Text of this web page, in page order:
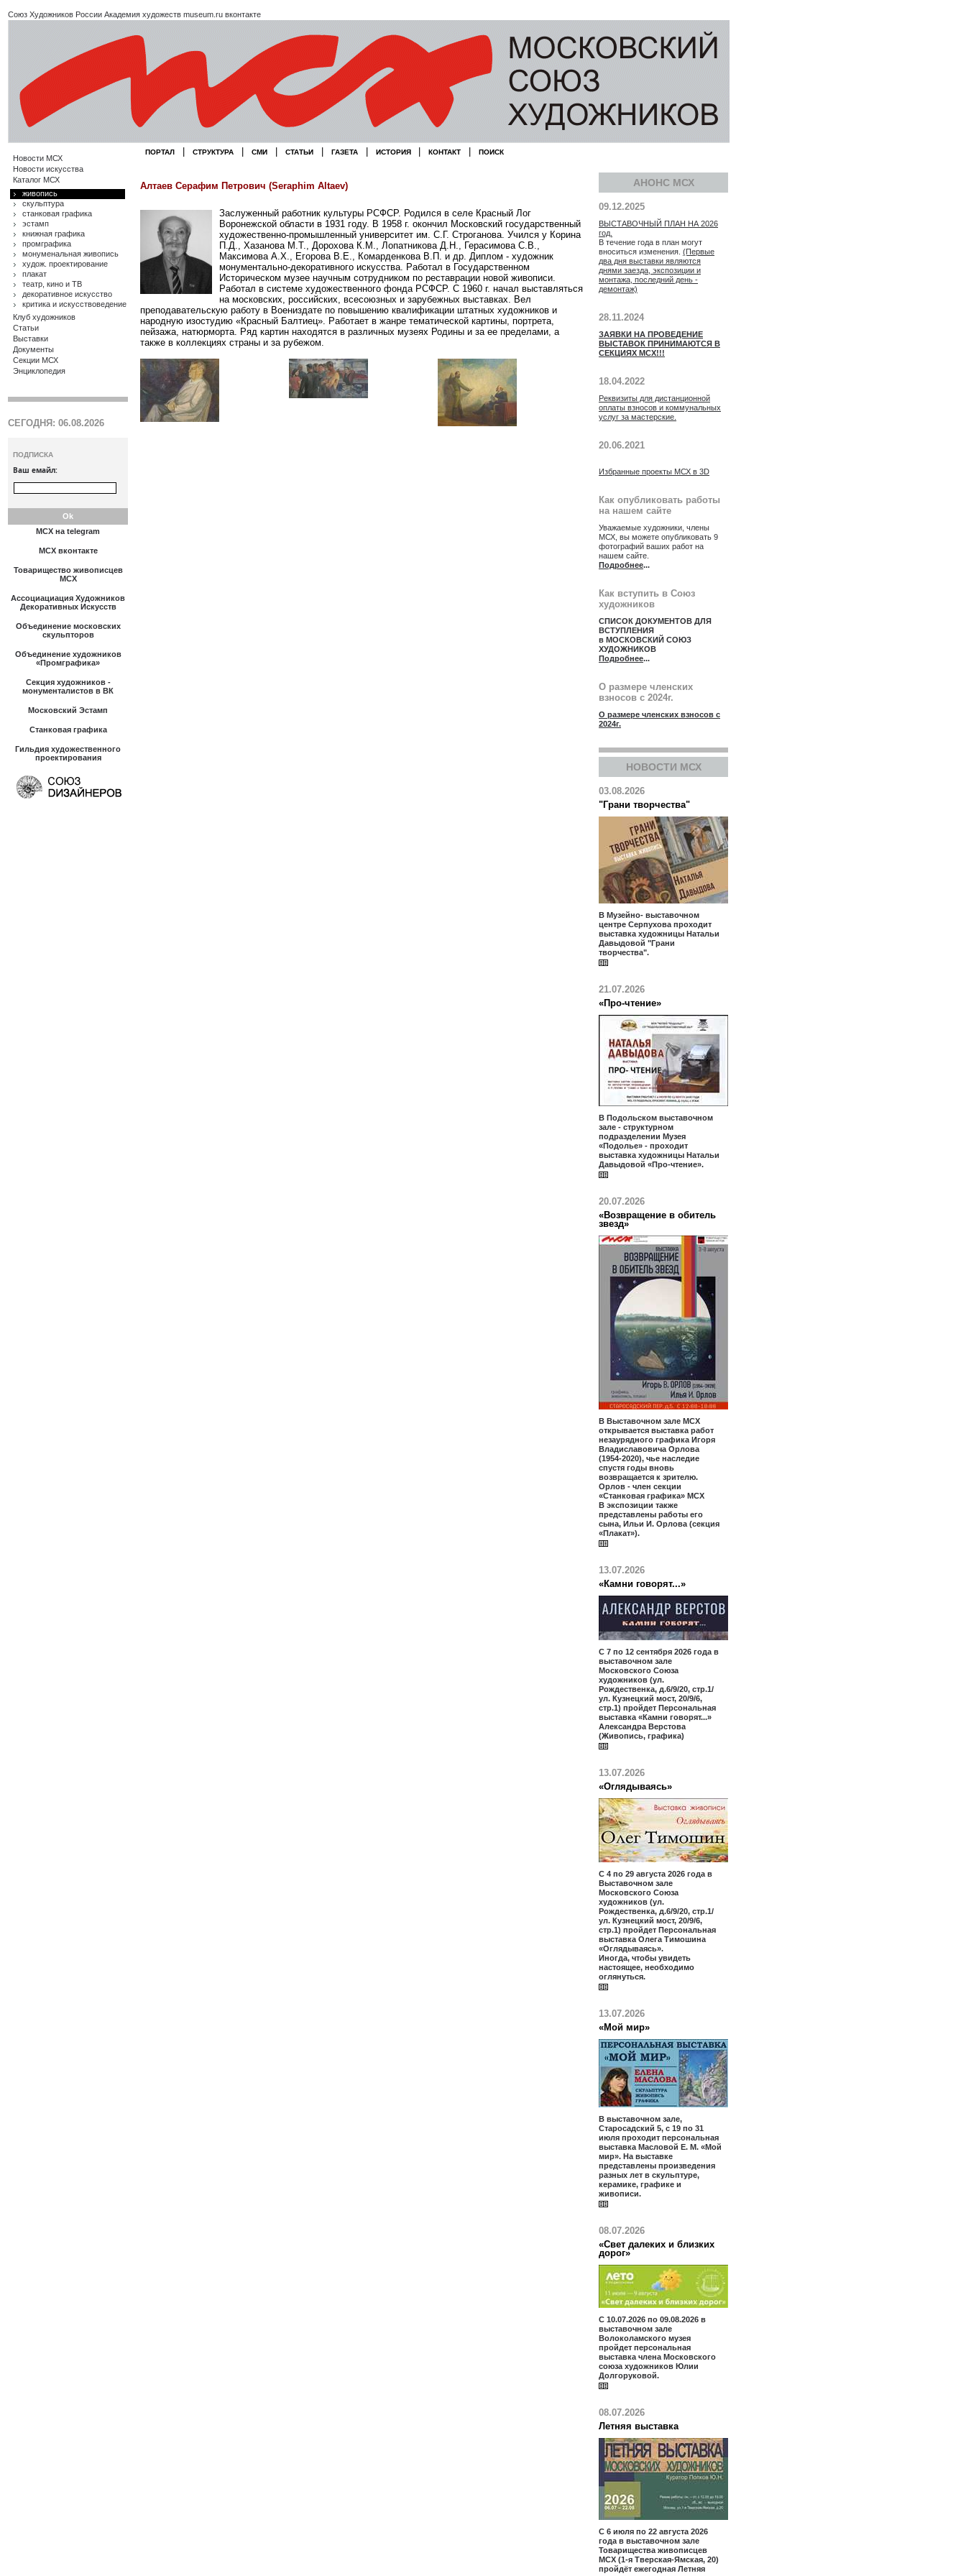
Союз Художников России Академия художеств museum.ru вконтакте
Новости МСХ
Новости искусства
Каталог МСХ
живопись
скульптура
станковая графика
эстамп
книжная графика
промграфика
монуменальная живопись
худож. проектирование
плакат
театр, кино и ТВ
декоративное искусство
критика и искусствоведение
Клуб художников
Статьи
Выставки
Документы
Секции МСХ
Энциклопедия
СЕГОДНЯ: 06.08.2026
ПОДПИСКА
Ваш емайл:
МСХ на telegram
МСХ вконтакте
Товарищество живописцев
МСХ
Ассоциациация Художников
Декоративных Искусств
Объединение московских
скульпторов
Объединение художников
«Промграфика»
Секция художников -
монументалистов в ВК
Московский Эстамп
Станковая графика
Гильдия художественного
проектирования
ПОРТАЛ СТРУКТУРА СМИ СТАТЬИ ГАЗЕТА ИСТОРИЯ КОНТАКТ ПОИСК
Алтаев Серафим Петрович (Seraphim Altaev)
Заслуженный работник культуры РСФСР. Родился в селе Красный Лог
Воронежской области в 1931 году. В 1958 г. окончил Московский государственный
художественно-промышленный университет им. С.Г. Строганова. Учился у Корина
П.Д., Хазанова М.Т., Дорохова К.М., Лопатникова Д.Н., Герасимова С.В.,
Максимова А.Х., Егорова В.Е., Комарденкова В.П. и др. Диплом - художник
монументально-декоративного искусства. Работал в Государственном
Историческом музее научным сотрудником по реставрации новой живописи.
Работал в системе художественного фонда РСФСР. С 1960 г. начал выставляться
на московских, российских, всесоюзных и зарубежных выставках. Вел
преподавательскую работу в Воениздате по повышению квалификации штатных художников и
народную изостудию «Красный Балтиец». Работает в жанре тематической картины, портрета,
пейзажа, натюрморта. Ряд картин находятся в различных музеях Родины и за ее пределами, а
также в коллекциях страны и за рубежом.
АНОНС МСХ
09.12.2025
ВЫСТАВОЧНЫЙ ПЛАН НА 2026
год.
В течение года в план могут
вноситься изменения. (Первые
два дня выставки являются
днями заезда, экспозиции и
монтажа, последний день -
демонтаж)
28.11.2024
ЗАЯВКИ НА ПРОВЕДЕНИЕ
ВЫСТАВОК ПРИНИМАЮТСЯ В
СЕКЦИЯХ МСХ!!!
18.04.2022
Реквизиты для дистанционной
оплаты взносов и коммунальных
услуг за мастерские.
20.06.2021
Избранные проекты МСХ в 3D
Как опубликовать работы
на нашем сайте
Уважаемые художники, члены
МСХ, вы можете опубликовать 9
фотографий ваших работ на
нашем сайте.
Подробнее...
Как вступить в Союз
художников
СПИСОК ДОКУМЕНТОВ ДЛЯ
ВСТУПЛЕНИЯ
в МОСКОВСКИЙ СОЮЗ
ХУДОЖНИКОВ
Подробнее...
О размере членских
взносов с 2024г.
О размере членских взносов с
2024г.
НОВОСТИ МСХ
03.08.2026
"Грани творчества"
В Музейно- выставочном
центре Серпухова проходит
выставка художницы Натальи
Давыдовой "Грани
творчества".
21.07.2026
«Про-чтение»
В Подольском выставочном
зале - структурном
подразделении Музея
«Подолье» - проходит
выставка художницы Натальи
Давыдовой «Про-чтение».
20.07.2026
«Возвращение в обитель
звезд»
В Выставочном зале МСХ
открывается выставка работ
незаурядного графика Игоря
Владиславовича Орлова
(1954-2020), чье наследие
спустя годы вновь
возвращается к зрителю.
Орлов - член секции
«Станковая графика» МСХ
В экспозиции также
представлены работы его
сына, Ильи И. Орлова (секция
«Плакат»).
13.07.2026
«Камни говорят...»
С 7 по 12 сентября 2026 года в
выставочном зале
Московского Союза
художников (ул.
Рождественка, д.6/9/20, стр.1/
ул. Кузнецкий мост, 20/9/6,
стр.1) пройдет Персональная
выставка «Камни говорят...»
Александра Верстова
(Живопись, графика)
13.07.2026
«Оглядываясь»
С 4 по 29 августа 2026 года в
Выставочном зале
Московского Союза
художников (ул.
Рождественка, д.6/9/20, стр.1/
ул. Кузнецкий мост, 20/9/6,
стр.1) пройдет Персональная
выставка Олега Тимошина
«Оглядываясь».
Иногда, чтобы увидеть
настоящее, необходимо
оглянуться.
13.07.2026
«Мой мир»
В выставочном зале,
Старосадский 5, с 19 по 31
июля проходит персональная
выставка Масловой Е. М. «Мой
мир». На выставке
представлены произведения
разных лет в скульптуре,
керамике, графике и
живописи.
08.07.2026
«Свет далеких и близких
дорог»
С 10.07.2026 по 09.08.2026 в
выставочном зале
Волоколамского музея
пройдет персональная
выставка члена Московского
союза художников Юлии
Долгоруковой.
08.07.2026
Летняя выставка
С 6 июля по 22 августа 2026
года в выставочном зале
Товарищества живописцев
МСХ (1-я Тверская-Ямская, 20)
пройдёт ежегодная Летняя